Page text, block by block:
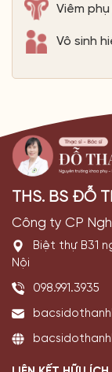
Viêm
Vô sinh
THS. BS ĐỖ
Công ty CP
Biệt thự B31
Nội
098.991.3935